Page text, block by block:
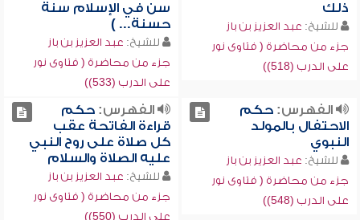
ذلك
للشيخ: عبد العزيز بن باز
جزء من محاضرة ( فتاوى نور
على الدرب (518))
سن في الإسلام سنة
حسنة... )
للشيخ: عبد العزيز بن باز
جزء من محاضرة ( فتاوى نور
على الدرب (533))
الفهرس:حكم
الاحتفال بالمولد
النبوي
للشيخ: عبد العزيز بن باز
جزء من محاضرة ( فتاوى نور
على الدرب (548))
الفهرس:حكم
قراءة الفاتحة عقب
كل صلاة على روح النبي
عليه الصلاة والسلام
للشيخ: عبد العزيز بن باز
جزء من محاضرة ( فتاوى نور
على الدرب (550))